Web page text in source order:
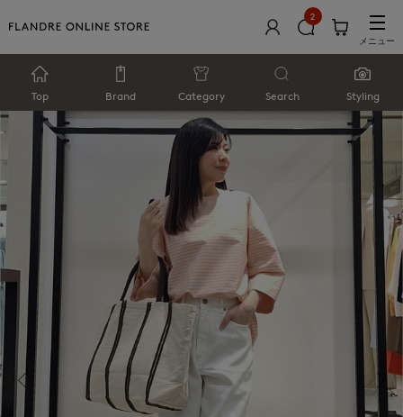
2
メニュー
Top Brand Category Search Styling